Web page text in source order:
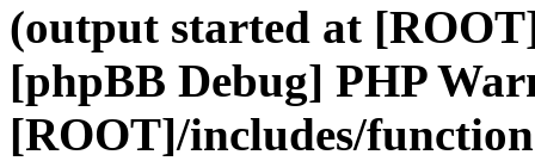
(output started at
[phpBB Debug] PHP
[ROOT]/includes/